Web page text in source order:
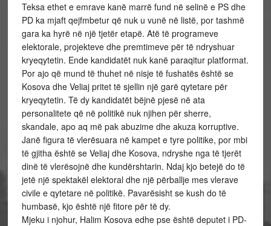
Teksa ethet e emrave kanë marrë fund në selinë e PS dhe
PD ka mjaft qejfmbetur që nuk u vunë në listë, por tashmë
gara ka hyrë në një tjetër etapë. Atë të programeve
elektorale, projekteve dhe premtimeve për të ndryshuar
kryeqytetin. Ende kandidatët nuk kanë paraqitur platformat.
Por ajo që mund të thuhet në nisje të fushatës është se
Kosova dhe Veliaj pritet të sjellin një garë qytetare për
kryeqytetin. Të dy kandidatët bëjnë pjesë në ata
personalitete që në politikë nuk njihen për sherre,
skandale, apo aq më pak abuzime dhe akuza korruptive.
Janë figura të vlerësuara në kampet e tyre politike, por mbi
të gjitha është se Veliaj dhe Kosova, ndryshe nga të tjerët
dinë të vlerësojnë dhe kundërshtarin. Ndaj kjo betejë do të
jetë një spektakël elektoral dhe një përballje mes vlerave
civile e qytetare në politikë. Pavarësisht se kush do të
humbasë, kjo është një fitore për të dy.
Mjeku i njohur, Halim Kosova edhe pse është deputet i PD-